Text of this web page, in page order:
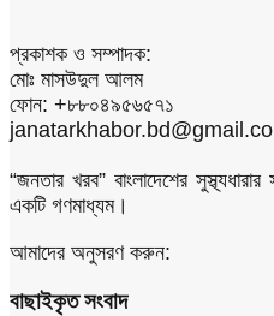
প্রকাশক ও সম্পাদক:
মোঃ মাসউদুল আলম
ফোন: +৮৮০৪৯৫৬৫৭১
“জনতার খরব” বাংলাদেশের
একটি গণমাধ্যম।
আমাদের অনুসরণ করুন:
বাছাইকৃত সংবাদ